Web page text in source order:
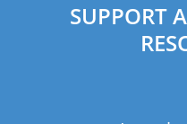
SUPPORT